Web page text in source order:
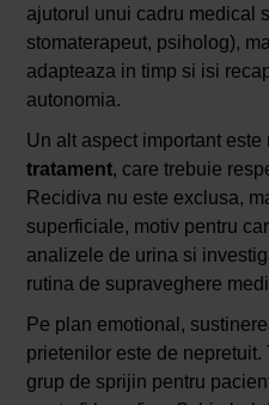
ajutorul unui cadru medical
stomaterapeut, psiholog),
adapteaza in timp si isi
autonomia.
Un alt aspect important este
tratament, care trebuie
Recidiva nu este exclusa,
superficiale, motiv pentru
analizele de urina si
rutina de supraveghere
Pe plan emotional,
prietenilor este de nepretuit.
grup de sprijin pentru